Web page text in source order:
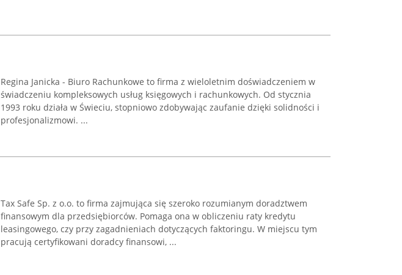
Regina Janicka - Biuro Rachunkowe to firma z wieloletnim doświadczeniem w
świadczeniu kompleksowych usług księgowych i rachunkowych. Od stycznia
1993 roku działa w Świeciu, stopniowo zdobywając zaufanie dzięki solidności i
profesjonalizmowi. ...
Tax Safe Sp. z o.o. to firma zajmująca się szeroko rozumianym doradztwem
finansowym dla przedsiębiorców. Pomaga ona w obliczeniu raty kredytu
leasingowego, czy przy zagadnieniach dotyczących faktoringu. W miejscu tym
pracują certyfikowani doradcy finansowi, ...